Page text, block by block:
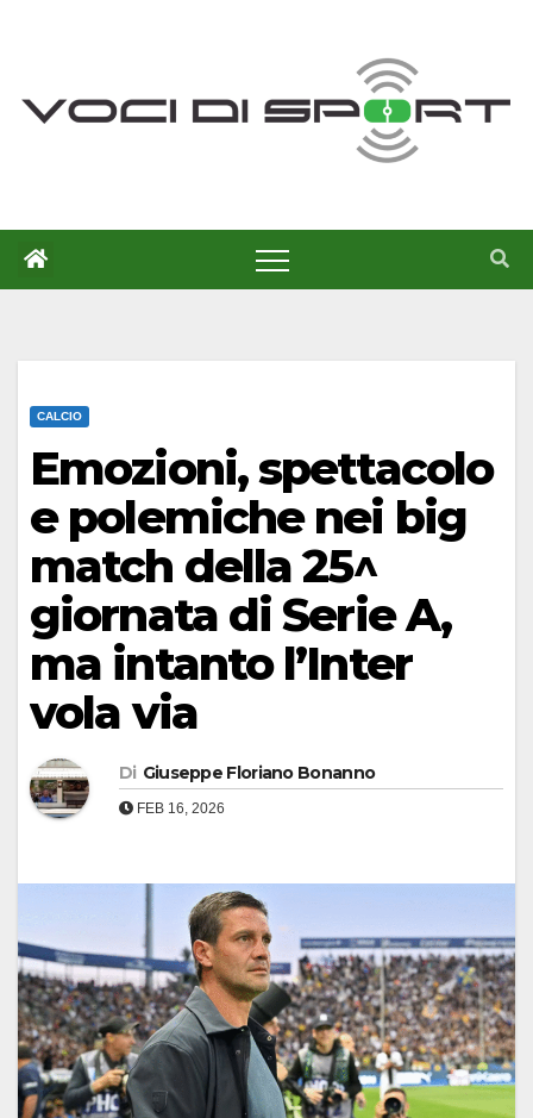
CALCIO
Emozioni, spettacolo
e polemiche nei big
match della 25^
giornata di Serie A,
ma intanto l’Inter
vola via
Di Giuseppe Floriano Bonanno
FEB 16, 2026